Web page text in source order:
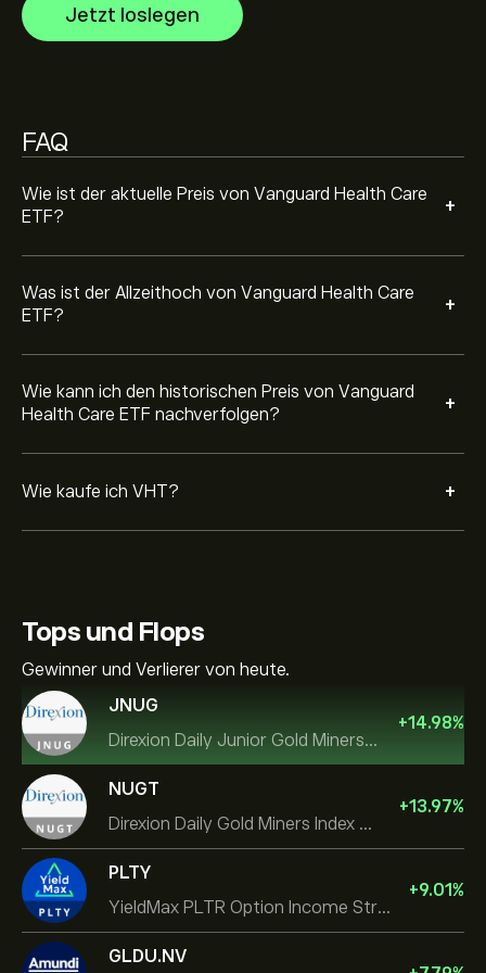
Jetzt loslegen
FAQ
Wie ist der aktuelle Preis von Vanguard Health Care
ETF?
+
Was ist der Allzeithoch von Vanguard Health Care
ETF?
+
Wie kann ich den historischen Preis von Vanguard
Health Care ETF nachverfolgen?
+
sehen. Der Preis von Vanguard Health Care ETF
bewegte sich im letzten Jahr in einer Handelsspanne
Wie kaufe ich VHT? +
Um VHT zu kaufen, besuchen Sie die Seite „Vanguard
kaufen möchten. Sie können auch einen Auftrag
erteilen, der VHT künftig zu einem bestimmten Preis
kauft.
Tops und Flops
Gewinner und Verlierer von heute.
JNUG
Direxion Daily Junior Gold Miners Index Bull 2X ETF
+14.98%
NUGT
Direxion Daily Gold Miners Index Bull 2X ETF
+13.97%
PLTY
YieldMax PLTR Option Income Strategy ETF
+9.01%
GLDU.NV